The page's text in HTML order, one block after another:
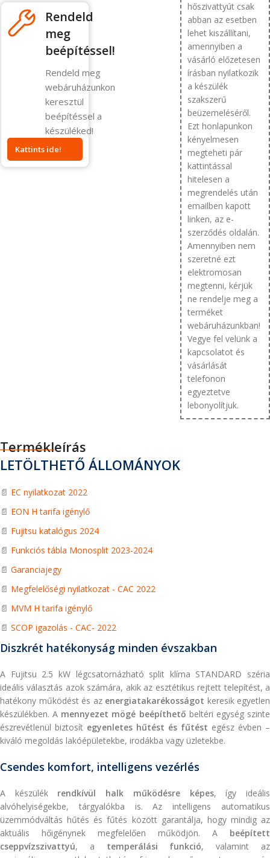
Rendeld
meg
beépítéssel!
Rendeld meg
webáruházunkon
keresztül
beépítéssel a
készüléked!
Kattints ide!
hőszivattyút csak
abban az esetben
lehet kiszállítani,
amennyiben a
vásárló előzetesen
írásban nyilatkozik
a készülék
szakszerű
beüzemeléséről.
Ezt honlapunkon
kényelmesen
megteheti pár
kattintással
hitelesen a
megrendelés után
emailben kapott
linken, az e-
szerződés oldalán.
Amennyiben nem
szeretné ezt
elektromosan
megtenni, kérjük
ne rendelje meg a
terméket
webáruházunkban!
Vegye fel velünk a
kapcsolatot és
vásárlását
telefonon
egyeztetve
lebonyolítjuk.
Termékleírás
LETÖLTHETŐ ÁLLOMÁNYOK
📄 EC nyilatkozat 2022
📄 EON H tarifa igénylő
📄 Fujitsu katalógus 2024
📄 Funkciós tábla Monosplit 2023-2024
📄 Garanciajegy
📄 Megfelelőségi nyilatkozat - CAC 2022
📄 MVM H tarifa igénylő
📄 SCOP igazolás - CAC- 2022
Diszkrét hatékonyság minden évszakban
A Fujitsu 2.5 kW légcsatornázható split klíma STANDARD széria
ideális választás azok számára, akik az esztétikus rejtett telepítést, a
hatékony működést és az energiatakarékosságot keresik egyetlen
készülékben. A mennyezet mögé beépíthető beltéri egység szinte
észrevétlenül biztosít egyenletes hűtést és fűtést egész évben –
kiváló megoldás lakóépületekbe, irodákba vagy üzletekbe.
Csendes komfort, intelligens vezérlés
A készülék rendkívül halk működésre képes, így ideális
alvóhelyiségekbe, tárgyalókba is. Az intelligens automatikus
üzemmódváltás hűtés és fűtés között garantálja, hogy mindig az
aktuális hőigénynek megfelelően működjön. A beépített
cseppvízszivattyú, a temperálási funkció, valamint az